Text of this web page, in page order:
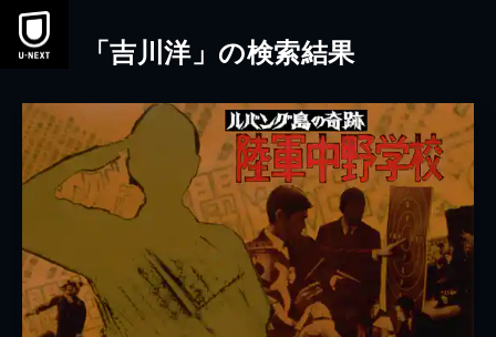
本文へスキップ
「吉川洋」の検索結果